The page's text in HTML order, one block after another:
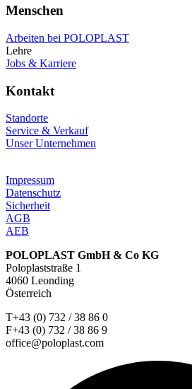
Menschen
Arbeiten bei POLOPLAST
Lehre
Jobs & Karriere
Kontakt
Standorte
Service & Verkauf
Unser Unternehmen
Impressum
Datenschutz
Sicherheit
AGB
AEB
POLOPLAST GmbH & Co KG
Poloplaststraße 1
4060 Leonding
Österreich
T+43 (0) 732 / 38 86 0
F+43 (0) 732 / 38 86 9
office@poloplast.com